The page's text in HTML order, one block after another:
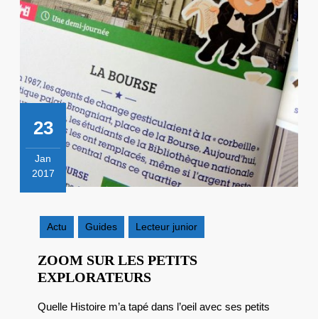
23
Jan
2017
2017
Actu
Guides Lecteur junior
ZOOM SUR LES PETITS
EXPLORATEURSZOOM
LES
Quelle Histoire m’a tapé dans l’oeil avec ses petits